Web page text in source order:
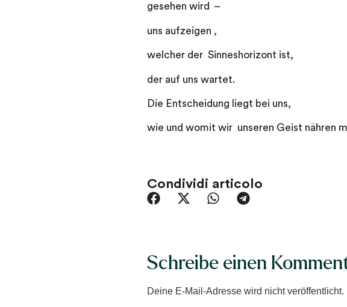
gesehen wird –
uns aufzeigen ,
welcher der Sinneshorizont ist,
der auf uns wartet.
Die Entscheidung liegt bei uns,
wie und womit wir unseren Geist nähren
Condividi articolo
Schreibe einen
Deine E-Mail-Adresse wird nicht veröffentlicht.